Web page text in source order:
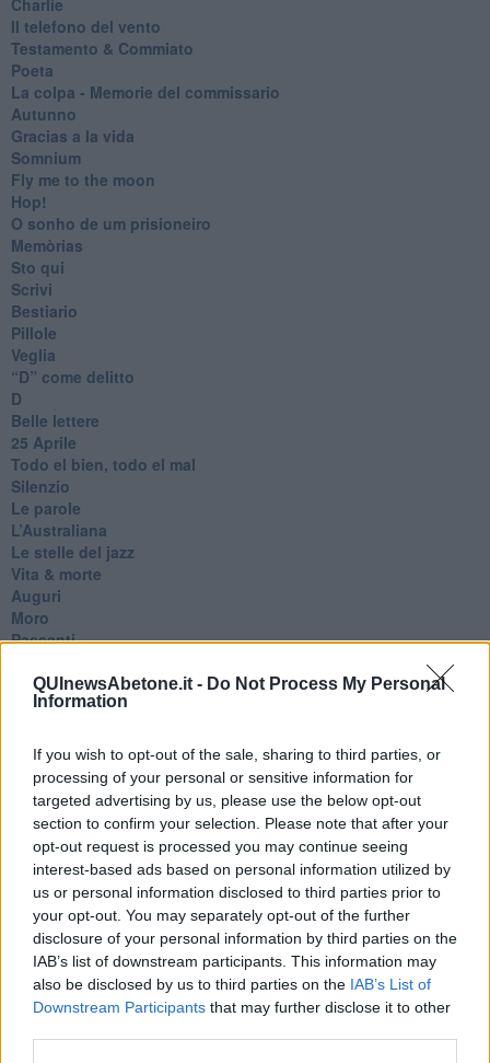
QUInewsAbetone.it - Do Not Process My Personal
Information
If you wish to opt-out of the sale, sharing to third parties, or
processing of your personal or sensitive information for
targeted advertising by us, please use the below opt-out
section to confirm your selection. Please note that after your
opt-out request is processed you may continue seeing
interest-based ads based on personal information utilized by
us or personal information disclosed to third parties prior to
your opt-out. You may separately opt-out of the further
disclosure of your personal information by third parties on the
IAB’s list of downstream participants. This information may
also be disclosed by us to third parties on the IAB’s List of
Downstream Participants that may further disclose it to other
Il telefono del vento
Testamento & Commiato
Poeta
​La colpa - Memorie del commissario
Autunno
Gracias a la vida
Somnium
Fly me to the moon
Hop!
O sonho de um prisioneiro
Memòrias
Sto qui
Scrivi
Bestiario
Pillole
Veglia
​“D” come delitto
D
Belle lettere
25 Aprile
Todo el bien, todo el mal
Silenzio
Le parole
​L’Australiana
Le stelle del jazz
Vita & morte
Auguri
Moro
Passanti
Metaverso smart
Fiamme
Confessioni autoreferenziali
Utopie
Estate
Il lago
Il diluvio
La classe
Pensieri incoerenti
Dal balcone
Insomnia
Il guardiano
Lo sgombero
Erodoto e Tucidide
Il padre della storia